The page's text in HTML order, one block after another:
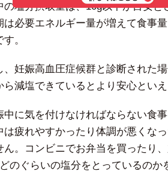
の塩分摂取量は、10g以下が目安と
は必要エネルギー量が増えて食事
。
、妊娠高血圧症候群と診断された
ら減塩できているとより安心といえ
中に気を付けなければならない食事
は疲れやすかったり体調が悪くな
ん。コンビニでお弁当を買ったり
のぐらいの塩分をとっているの